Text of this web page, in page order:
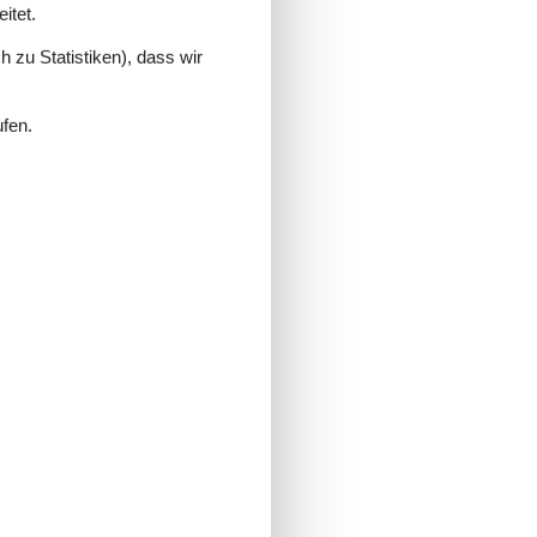
zu Statistiken), dass wir